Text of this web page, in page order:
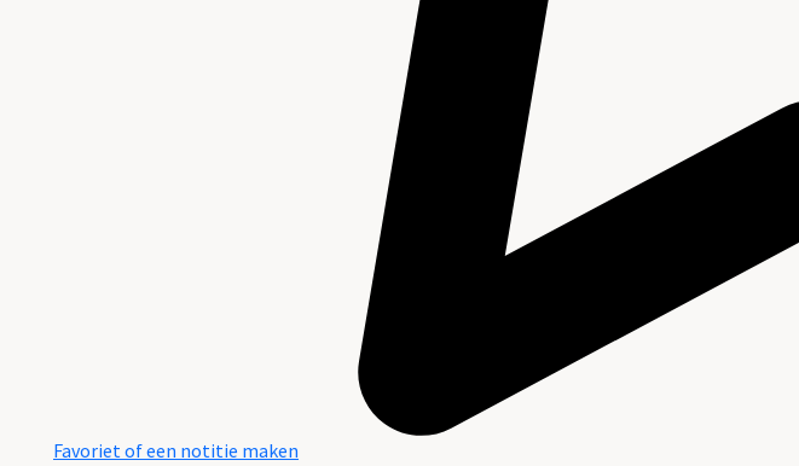
Favoriet of een notitie maken